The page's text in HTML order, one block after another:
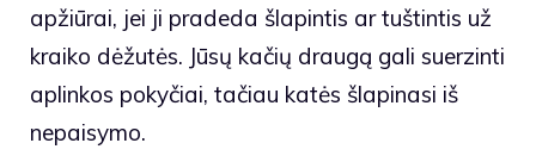
apžiūrai, jei ji pradeda šlapintis ar tuštintis už
kraiko dėžutės. Jūsų kačių draugą gali suerzinti
aplinkos pokyčiai, tačiau katės šlapinasi iš
nepaisymo.